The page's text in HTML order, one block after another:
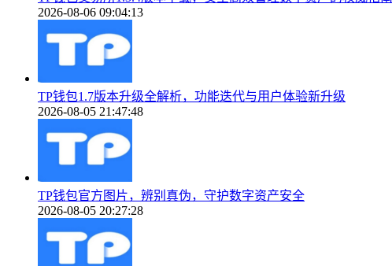
2026-08-06 09:04:13
TP钱包1.7版本升级全解析，功能迭代与用户体验新升级
2026-08-05 21:47:48
TP钱包官方图片，辨别真伪，守护数字资产安全
2026-08-05 20:27:28